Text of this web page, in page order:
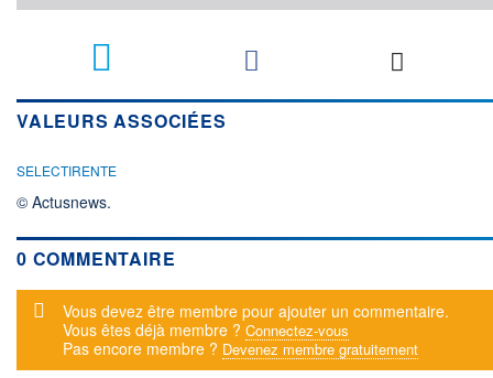
VALEURS ASSOCIÉES
SELECTIRENTE
© Actusnews.
0 COMMENTAIRE
Message d'alerte
Vous devez être membre pour ajouter un commentaire.
Vous êtes déjà membre ? Connectez-vous
Pas encore membre ? Devenez membre gratuitement